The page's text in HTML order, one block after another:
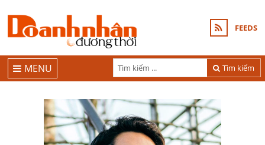
FEEDS
Tìm kiếm
MENU